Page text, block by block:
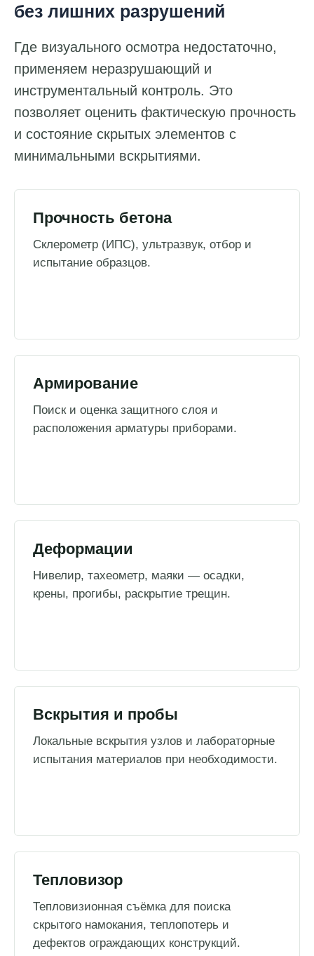
без лишних разрушений
Где визуального осмотра недостаточно,
применяем неразрушающий и
инструментальный контроль. Это
позволяет оценить фактическую прочность
и состояние скрытых элементов с
минимальными вскрытиями.
Прочность бетона
Склерометр (ИПС), ультразвук, отбор и
испытание образцов.
Армирование
Поиск и оценка защитного слоя и
расположения арматуры приборами.
Деформации
Нивелир, тахеометр, маяки — осадки,
крены, прогибы, раскрытие трещин.
Вскрытия и пробы
Локальные вскрытия узлов и лабораторные
испытания материалов при необходимости.
Тепловизор
Тепловизионная съёмка для поиска
скрытого намокания, теплопотерь и
дефектов ограждающих конструкций.